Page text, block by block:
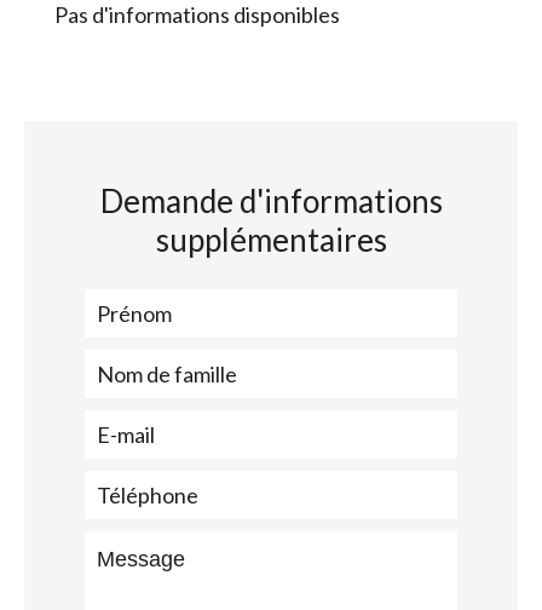
Pas d'informations disponibles
Demande d'informations
supplémentaires